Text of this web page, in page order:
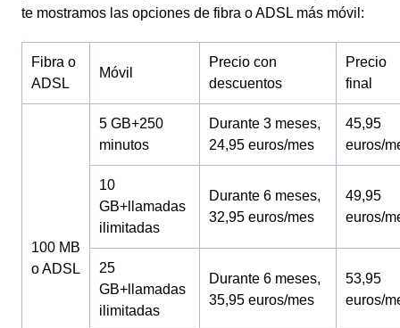
te mostramos las opciones de fibra o ADSL más móvil:
Fibra o
ADSL
Móvil
Precio con
descuentos
Precio
final
100 MB
o ADSL
5 GB+250
minutos
Durante 3 meses,
24,95 euros/mes
45,95
euros/
10
GB+llamadas
ilimitadas
Durante 6 meses,
32,95 euros/mes
49,95
euros/
25
GB+llamadas
ilimitadas
Durante 6 meses,
35,95 euros/mes
53,95
euros/